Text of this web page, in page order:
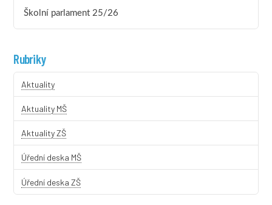
Školní parlament 25/26
Rubriky
Aktuality
Aktuality MŠ
Aktuality ZŠ
Úřední deska MŠ
Úřední deska ZŠ